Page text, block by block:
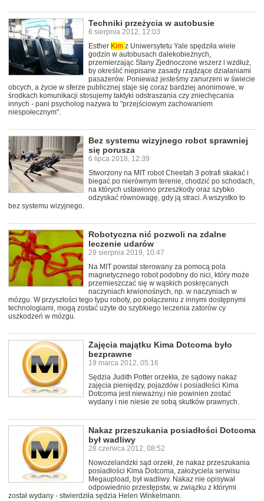
Techniki przeżycia w autobusie
6 sierpnia 2012, 12:03
Esther Kim z Uniwersytetu Yale spędziła wiele
godzin w autobusach dalekobieżnych,
przemierzając Stany Zjednoczone wszerz i wzdłuż,
by określić niepisane zasady rządzące działaniami
pasażerów. Ponieważ jesteśmy zanurzeni w świecie
obcych, a życie w sferze publicznej staje się coraz bardziej anonimowe, w
środkach komunikacji stosujemy taktyki odstraszania czy zniechęcania
innych - pani psycholog nazywa to "przejściowym zachowaniem
niespołecznym".
Bez systemu wizyjnego robot sprawniej
się porusza
6 lipca 2018, 12:39
Stworzony na MIT robot Cheetah 3 potrafi skakać i
biegać po nierównym terenie, chodzić po schodach,
na których ustawiono przeszkody oraz szybko
odzyskać równowagę, gdy ją straci. A wszystko to
bez systemu wizyjnego.
Robotyczna nić pozwoli na zdalne
leczenie udarów
29 sierpnia 2019, 10:47
Na MIT powstał sterowany za pomocą pola
magnetycznego robot podobny do nici, który może
przemieszczać się w wąskich poskręcanych
naczyniach krwionośnych, np. w naczyniach w
mózgu. W przyszłości tego typu roboty, po połączeniu z innymi dostępnymi
technologiami, mogą zostać użyte do szybkiego leczenia zatorów cy
uszkodzeń w mózgu.
Zajęcia majątku Kima Dotcoma było
bezprawne
19 marca 2012, 05:16
Sędzia Judith Potter orzekła, że sądowy nakaz
zajęcia pieniędzy, pojazdów i posiadłości Kima
Dotcoma jest nieważny,i nie powinien zostać
wydany i nie niesie ze sobą skutków prawnych.
Nakaz przeszukania posiadłości Dotcoma
był wadliwy
28 czerwca 2012, 08:52
Nowozelandzki sąd orzekł, że nakaz przeszukania
posiadłości Kima Dotcoma, założyciela serwisu
Megaupload, był wadliwy. Nakaz nie opisywał
odpowiednio przestępstw, w związku z którymi
został wydany - stwierdziła sędzia Helen Winkelmann.